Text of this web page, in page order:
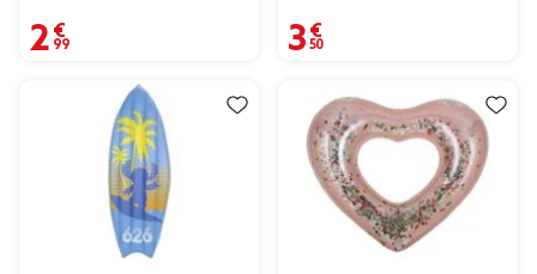
2,99 € 3,50 €